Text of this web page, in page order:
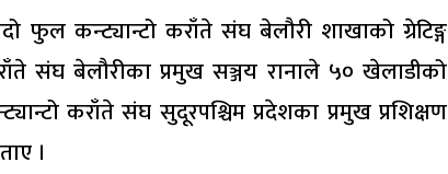
फुल कन्ट्यान्टो कराँते संघ बेलौरी शाखाको ग्रेटिङ्ग
संघ बेलौरीका प्रमुख सञ्जय रानाले ५० खेलाडीको
कराँते संघ सुदूरपश्चिम प्रदेशका प्रमुख प्रशिक्षण
।